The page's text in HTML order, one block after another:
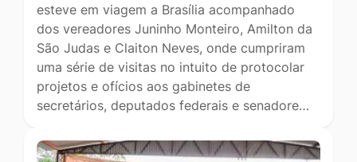
esteve em viagem a Brasília acompanhado
dos vereadores Juninho Monteiro, Amilton da
São Judas e Claiton Neves, onde cumpriram
uma série de visitas no intuito de protocolar
projetos e ofícios aos gabinetes de
secretários, deputados federais e senadore…